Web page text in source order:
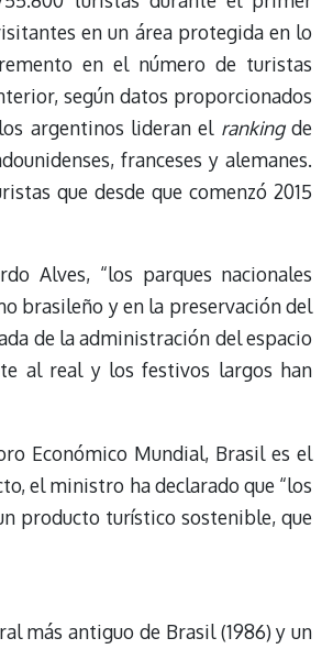
en un área protegida en lo
en el número de turistas
según datos proporcionados
argentinos lideran el rankingde
franceses y alemanes.
que desde que comenzó 2015
Alves, “los parques nacionales
brasileño y en la preservación del
de la administración del espacio
al real y los festivos largos han
Económico Mundial, Brasil es el
el ministro ha declarado que “los
producto turístico sostenible, que
más antiguo de Brasil (1986) y un